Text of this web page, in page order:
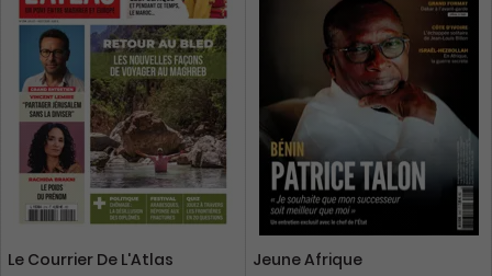
Le Courrier De L'Atlas Jeune Afrique